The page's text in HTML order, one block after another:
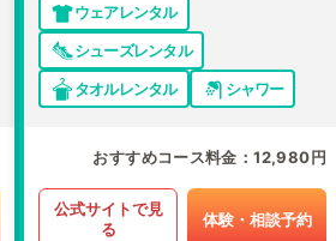
ウェアレンタル
シューズレンタル
タオルレンタル
シャワー
おすすめコース料金 12,980円
公式サイトで見
る
体験・相談予約